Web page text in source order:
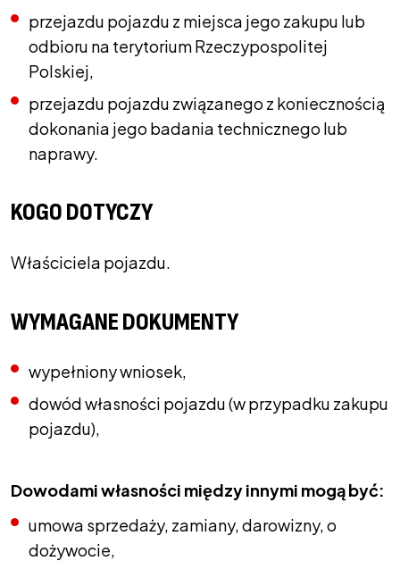
przejazdu pojazdu z miejsca jego zakupu lub
odbioru na terytorium Rzeczypospolitej
Polskiej,
przejazdu pojazdu związanego z koniecznością
dokonania jego badania technicznego lub
naprawy.
KOGO DOTYCZY
Właściciela pojazdu.
WYMAGANE DOKUMENTY
wypełniony wniosek,
dowód własności pojazdu (w przypadku zakupu
pojazdu),
Dowodami własności między innymi mogą być:
umowa sprzedaży, zamiany, darowizny, o
dożywocie,